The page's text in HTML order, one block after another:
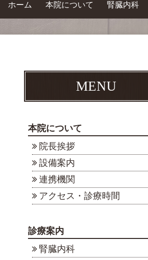
ホーム 本院について 腎臓内科
MENU
本院について
院長挨拶
設備案内
連携機関
アクセス・診療時間
診療案内
腎臓内科